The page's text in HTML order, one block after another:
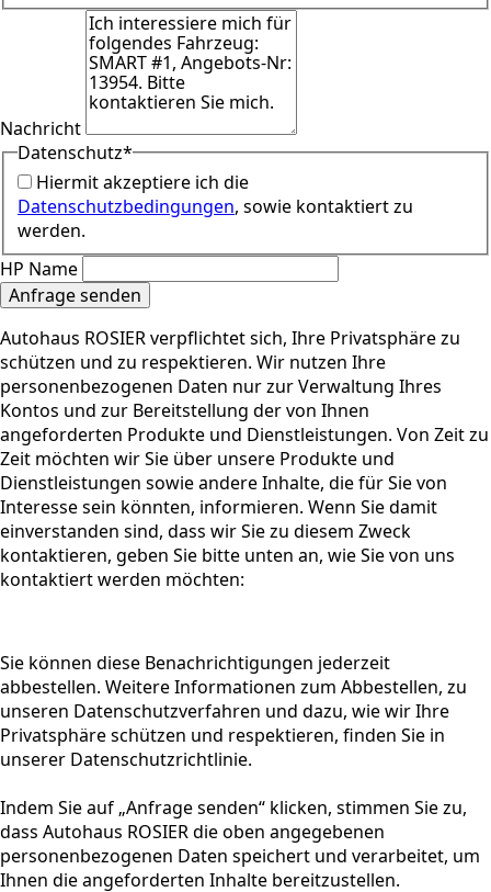
Nachricht
Datenschutz*
Hiermit akzeptiere ich die
Datenschutzbedingungen, sowie kontaktiert zu
werden.
HP Name
Anfrage senden
Autohaus ROSIER verpflichtet sich, Ihre Privatsphäre zu
schützen und zu respektieren. Wir nutzen Ihre
personenbezogenen Daten nur zur Verwaltung Ihres
Kontos und zur Bereitstellung der von Ihnen
angeforderten Produkte und Dienstleistungen. Von Zeit zu
Zeit möchten wir Sie über unsere Produkte und
Dienstleistungen sowie andere Inhalte, die für Sie von
Interesse sein könnten, informieren. Wenn Sie damit
einverstanden sind, dass wir Sie zu diesem Zweck
kontaktieren, geben Sie bitte unten an, wie Sie von uns
kontaktiert werden möchten:
Sie können diese Benachrichtigungen jederzeit
abbestellen. Weitere Informationen zum Abbestellen, zu
unseren Datenschutzverfahren und dazu, wie wir Ihre
Privatsphäre schützen und respektieren, finden Sie in
unserer Datenschutzrichtlinie.
Indem Sie auf „Anfrage senden“ klicken, stimmen Sie zu,
dass Autohaus ROSIER die oben angegebenen
personenbezogenen Daten speichert und verarbeitet, um
Ihnen die angeforderten Inhalte bereitzustellen.